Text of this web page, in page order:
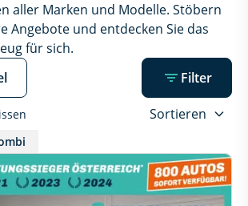
aller Marken und Modelle. Stöbern
Angebote und entdecken Sie das
für sich.
Filter
Sortieren